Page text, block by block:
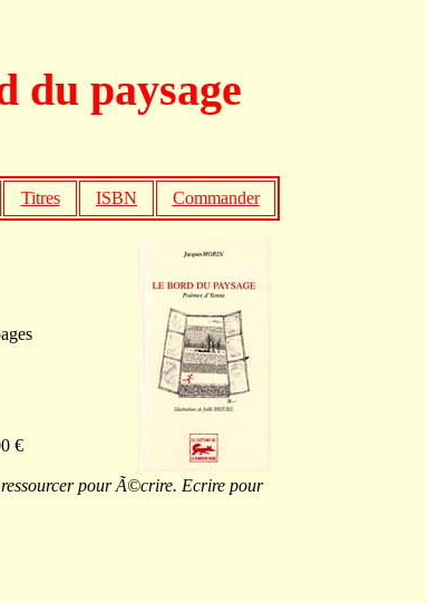
du paysage
Titres ISBN Commander
€
pour Ã©crire. Ecrire pour